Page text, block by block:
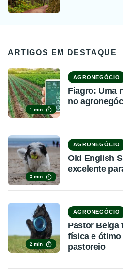
ARTIGOS EM DESTAQUE
1 min
AGRONEGÓCIO
Fiagro: Uma
no
3 min
AGRONEGÓCIO
Old English
excelente
2 min
AGRONEGÓCIO
Pastor Belga
física e
pastoreio